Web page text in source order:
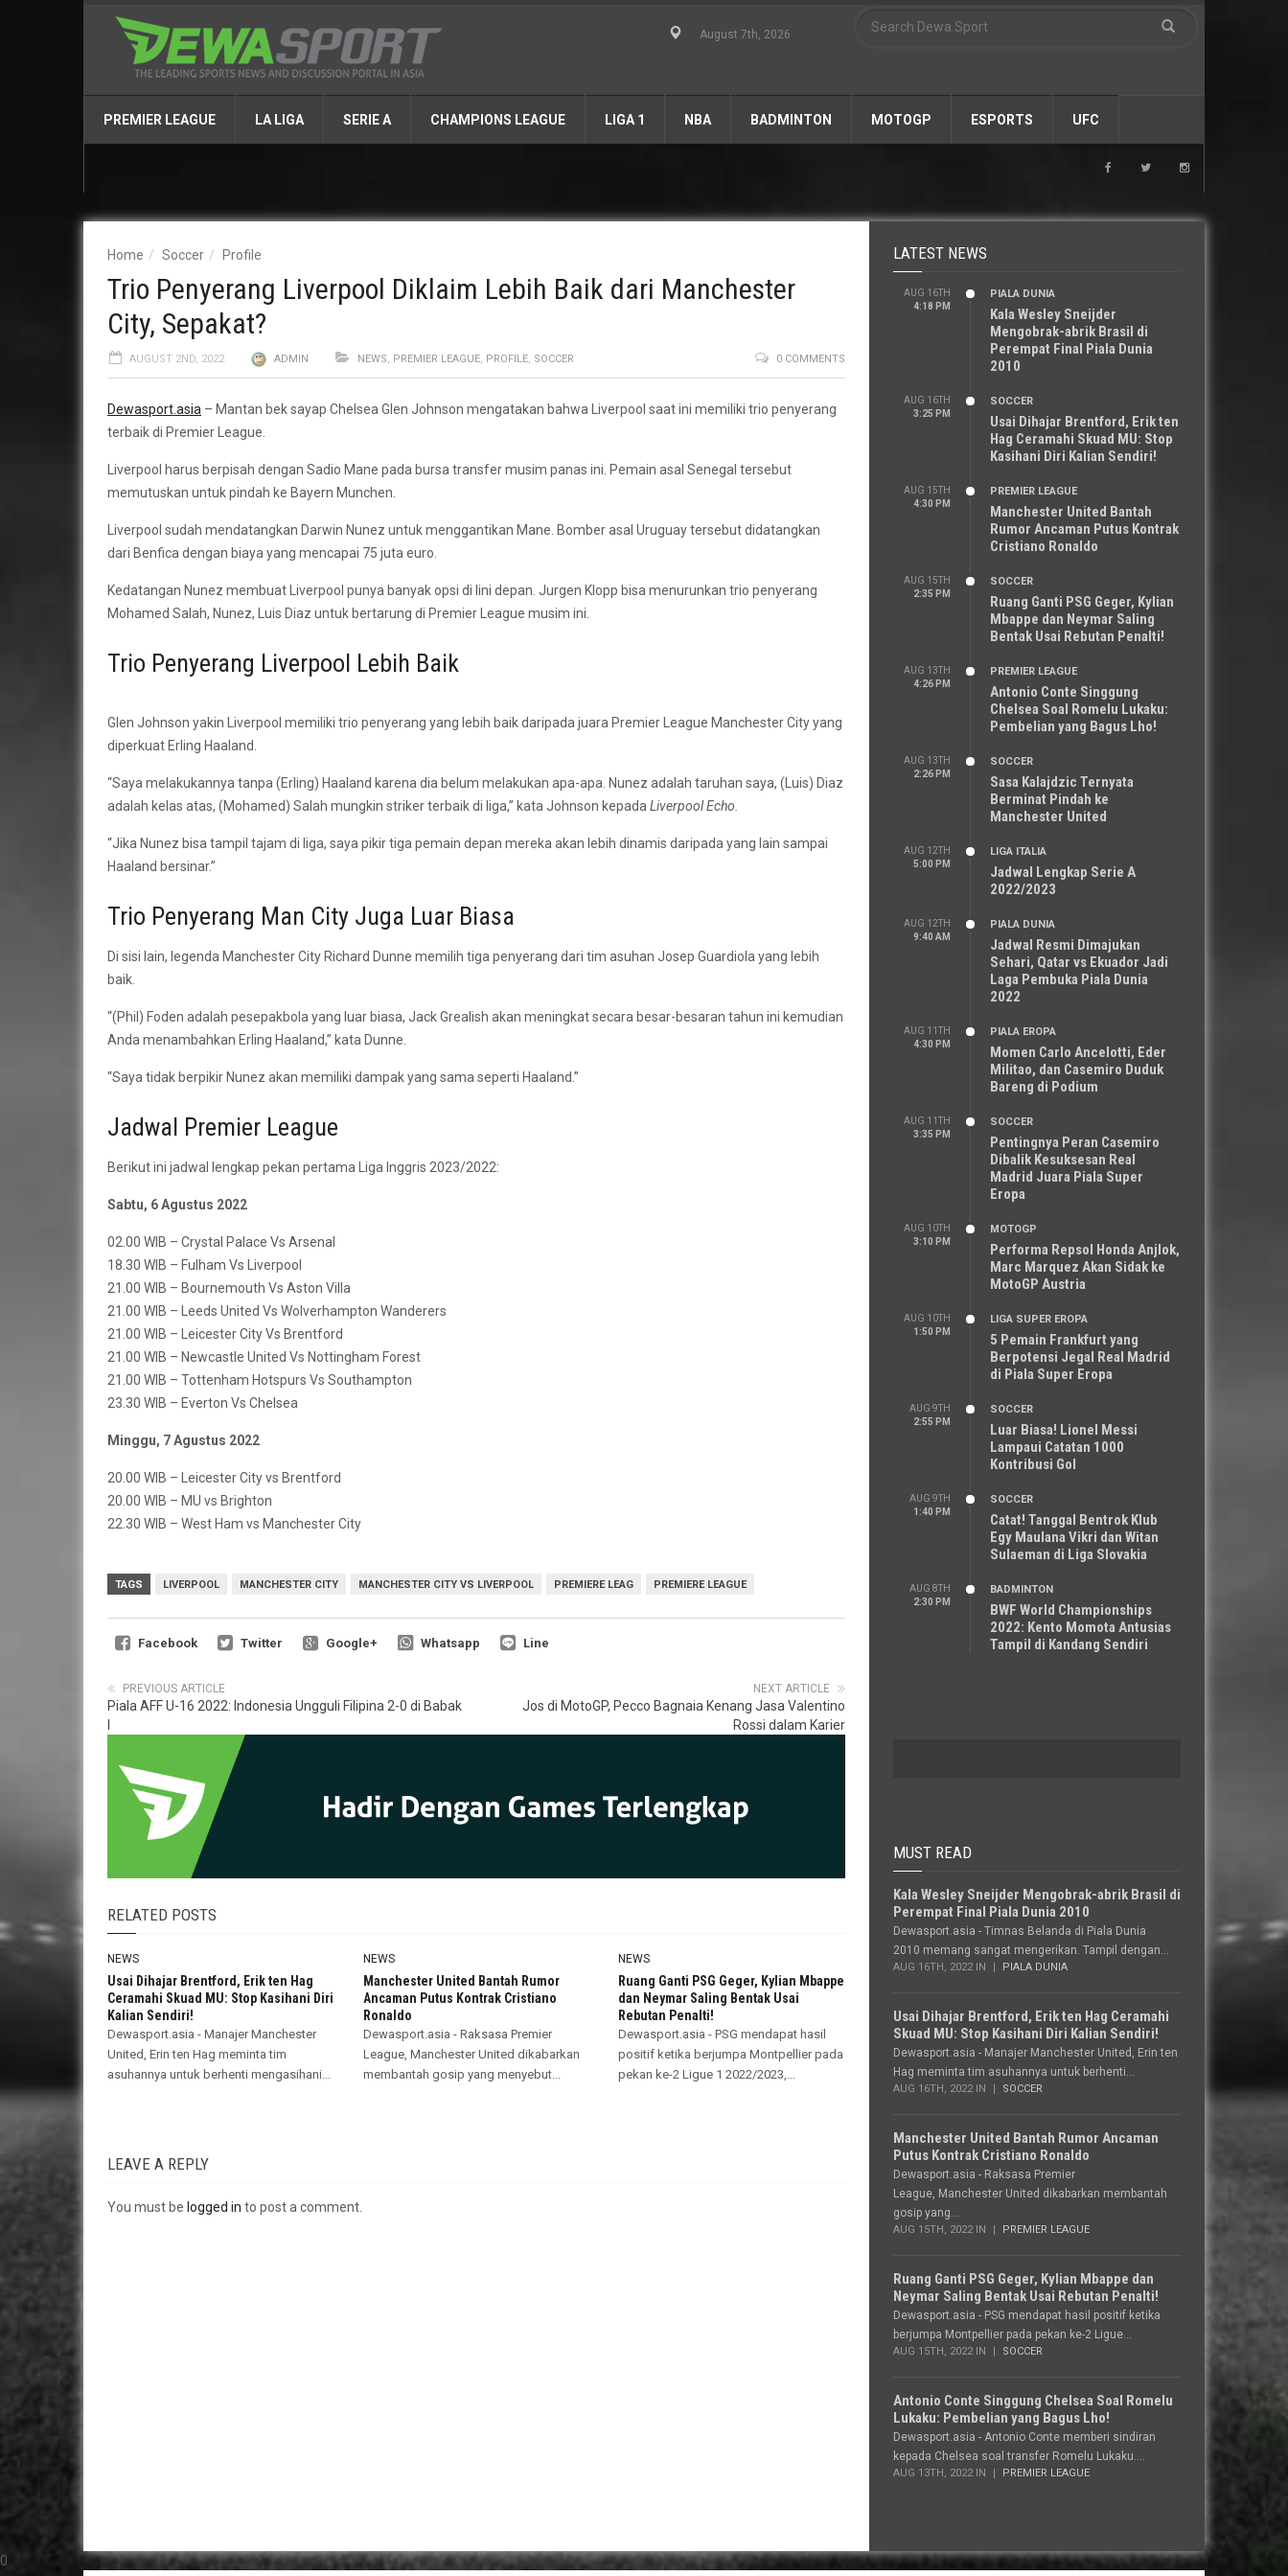
August 7th, 2026
PREMIER LEAGUE LA LIGA SERIE A CHAMPIONS LEAGUE LIGA 1 NBA BADMINTON MOTOGP ESPORTS UFC
Home Soccer Profile
Trio Penyerang Liverpool Diklaim Lebih Baik dari Manchester
City, Sepakat?
AUGUST 2ND, 2022 ADMIN NEWS, PREMIER LEAGUE, PROFILE, SOCCER 0 COMMENTS
Dewasport.asia – Mantan bek sayap Chelsea Glen Johnson mengatakan bahwa Liverpool saat ini memiliki trio penyerang
terbaik di Premier League.
Liverpool harus berpisah dengan Sadio Mane pada bursa transfer musim panas ini. Pemain asal Senegal tersebut
memutuskan untuk pindah ke Bayern Munchen.
Liverpool sudah mendatangkan Darwin Nunez untuk menggantikan Mane. Bomber asal Uruguay tersebut didatangkan
dari Benfica dengan biaya yang mencapai 75 juta euro.
Kedatangan Nunez membuat Liverpool punya banyak opsi di lini depan. Jurgen Klopp bisa menurunkan trio penyerang
Mohamed Salah, Nunez, Luis Diaz untuk bertarung di Premier League musim ini.
Trio Penyerang Liverpool Lebih Baik
Glen Johnson yakin Liverpool memiliki trio penyerang yang lebih baik daripada juara Premier League Manchester City yang
diperkuat Erling Haaland.
“Saya melakukannya tanpa (Erling) Haaland karena dia belum melakukan apa-apa. Nunez adalah taruhan saya, (Luis) Diaz
adalah kelas atas, (Mohamed) Salah mungkin striker terbaik di liga,” kata Johnson kepada Liverpool Echo.
“Jika Nunez bisa tampil tajam di liga, saya pikir tiga pemain depan mereka akan lebih dinamis daripada yang lain sampai
Haaland bersinar.”
Trio Penyerang Man City Juga Luar Biasa
Di sisi lain, legenda Manchester City Richard Dunne memilih tiga penyerang dari tim asuhan Josep Guardiola yang lebih
baik.
“(Phil) Foden adalah pesepakbola yang luar biasa, Jack Grealish akan meningkat secara besar-besaran tahun ini kemudian
Anda menambahkan Erling Haaland,” kata Dunne.
“Saya tidak berpikir Nunez akan memiliki dampak yang sama seperti Haaland.”
Jadwal Premier League
Berikut ini jadwal lengkap pekan pertama Liga Inggris 2023/2022:
Sabtu, 6 Agustus 2022
02.00 WIB – Crystal Palace Vs Arsenal
18.30 WIB – Fulham Vs Liverpool
21.00 WIB – Bournemouth Vs Aston Villa
21.00 WIB – Leeds United Vs Wolverhampton Wanderers
21.00 WIB – Leicester City Vs Brentford
21.00 WIB – Newcastle United Vs Nottingham Forest
21.00 WIB – Tottenham Hotspurs Vs Southampton
23.30 WIB – Everton Vs Chelsea
Minggu, 7 Agustus 2022
20.00 WIB – Leicester City vs Brentford
20.00 WIB – MU vs Brighton
22.30 WIB – West Ham vs Manchester City
TAGS LIVERPOOL MANCHESTER CITY MANCHESTER CITY VS LIVERPOOL PREMIERE LEAG PREMIERE LEAGUE
Facebook Twitter Google+ Whatsapp Line
NEXT ARTICLE
Jos di MotoGP, Pecco Bagnaia Kenang Jasa Valentino
Rossi dalam Karier
PREVIOUS ARTICLE
Piala AFF U-16 2022: Indonesia Ungguli Filipina 2-0 di Babak
RELATED POSTS
NEWS
Usai Dihajar Brentford, Erik ten Hag
Ceramahi Skuad MU: Stop Kasihani Diri
Kalian Sendiri!
Dewasport.asia - Manajer Manchester
United, Erin ten Hag meminta tim
asuhannya untuk berhenti mengasihani...
NEWS
Manchester United Bantah Rumor
Ancaman Putus Kontrak Cristiano
Ronaldo
Dewasport.asia - Raksasa Premier
League, Manchester United dikabarkan
membantah gosip yang menyebut...
NEWS
Ruang Ganti PSG Geger, Kylian Mbappe
dan Neymar Saling Bentak Usai
Rebutan Penalti!
Dewasport.asia - PSG mendapat hasil
positif ketika berjumpa Montpellier pada
pekan ke-2 Ligue 1 2022/2023,...
LEAVE A REPLY
You must be logged in to post a comment.
LATEST NEWS
AUG 16TH
4:18 PM
PIALA DUNIA
Kala Wesley Sneijder
Mengobrak-abrik Brasil di
Perempat Final Piala Dunia
2010
AUG 16TH
3:25 PM
SOCCER
Usai Dihajar Brentford, Erik ten
Hag Ceramahi Skuad MU: Stop
Kasihani Diri Kalian Sendiri!
AUG 15TH
4:30 PM
PREMIER LEAGUE
Manchester United Bantah
Rumor Ancaman Putus Kontrak
Cristiano Ronaldo
AUG 15TH
2:35 PM
SOCCER
Ruang Ganti PSG Geger, Kylian
Mbappe dan Neymar Saling
Bentak Usai Rebutan Penalti!
AUG 13TH
4:26 PM
PREMIER LEAGUE
Antonio Conte Singgung
Chelsea Soal Romelu Lukaku:
Pembelian yang Bagus Lho!
AUG 13TH
2:26 PM
SOCCER
Sasa Kalajdzic Ternyata
Berminat Pindah ke
Manchester United
AUG 12TH
5:00 PM
LIGA ITALIA
Jadwal Lengkap Serie A
2022/2023
AUG 12TH
9:40 AM
PIALA DUNIA
Jadwal Resmi Dimajukan
Sehari, Qatar vs Ekuador Jadi
Laga Pembuka Piala Dunia
2022
AUG 11TH
4:30 PM
PIALA EROPA
Momen Carlo Ancelotti, Eder
Militao, dan Casemiro Duduk
Bareng di Podium
AUG 11TH
3:35 PM
SOCCER
Pentingnya Peran Casemiro
Dibalik Kesuksesan Real
Madrid Juara Piala Super
Eropa
AUG 10TH
3:10 PM
MOTOGP
Performa Repsol Honda Anjlok,
Marc Marquez Akan Sidak ke
MotoGP Austria
AUG 10TH
1:50 PM
LIGA SUPER EROPA
5 Pemain Frankfurt yang
Berpotensi Jegal Real Madrid
di Piala Super Eropa
AUG 9TH
2:55 PM
SOCCER
Luar Biasa! Lionel Messi
Lampaui Catatan 1000
Kontribusi Gol
AUG 9TH
1:40 PM
SOCCER
Catat! Tanggal Bentrok Klub
Egy Maulana Vikri dan Witan
Sulaeman di Liga Slovakia
AUG 8TH
2:30 PM
BADMINTON
BWF World Championships
2022: Kento Momota Antusias
Tampil di Kandang Sendiri
MUST READ
Kala Wesley Sneijder Mengobrak-abrik Brasil di
Perempat Final Piala Dunia 2010
Dewasport.asia - Timnas Belanda di Piala Dunia
2010 memang sangat mengerikan. Tampil dengan...
AUG 16TH, 2022 IN PIALA DUNIA
Usai Dihajar Brentford, Erik ten Hag Ceramahi
Skuad MU: Stop Kasihani Diri Kalian Sendiri!
Dewasport.asia - Manajer Manchester United, Erin ten
Hag meminta tim asuhannya untuk berhenti...
AUG 16TH, 2022 IN SOCCER
Manchester United Bantah Rumor Ancaman
Putus Kontrak Cristiano Ronaldo
Dewasport.asia - Raksasa Premier
League, Manchester United dikabarkan membantah
gosip yang...
AUG 15TH, 2022 IN PREMIER LEAGUE
Ruang Ganti PSG Geger, Kylian Mbappe dan
Neymar Saling Bentak Usai Rebutan Penalti!
Dewasport.asia - PSG mendapat hasil positif ketika
berjumpa Montpellier pada pekan ke-2 Ligue...
AUG 15TH, 2022 IN SOCCER
Antonio Conte Singgung Chelsea Soal Romelu
Lukaku: Pembelian yang Bagus Lho!
Dewasport.asia - Antonio Conte memberi sindiran
kepada Chelsea soal transfer Romelu Lukaku....
AUG 13TH, 2022 IN PREMIER LEAGUE
0